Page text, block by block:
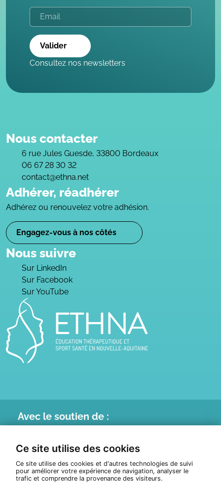
Ce site utilise des cookies
Ce site utilise des cookies et d'autres technologies de suivi
pour améliorer votre expérience de navigation, analyser le
trafic et comprendre la provenance des visiteurs.
Valider
Consultez nos newsletters
Nous contacter
6 rue Jules Guesde, 33800 Bordeaux
06 67 28 30 32
contact@ethna.net
Adhérer, réadhérer
Adhérez ou renouvelez votre adhésion.
Engagez-vous à nos côtés
Nous suivre
Sur LinkedIn
Sur Facebook
Sur YouTube
Avec le soutien de :